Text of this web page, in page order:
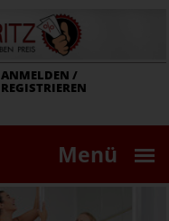
ANMELDEN /
REGISTRIEREN
Menü